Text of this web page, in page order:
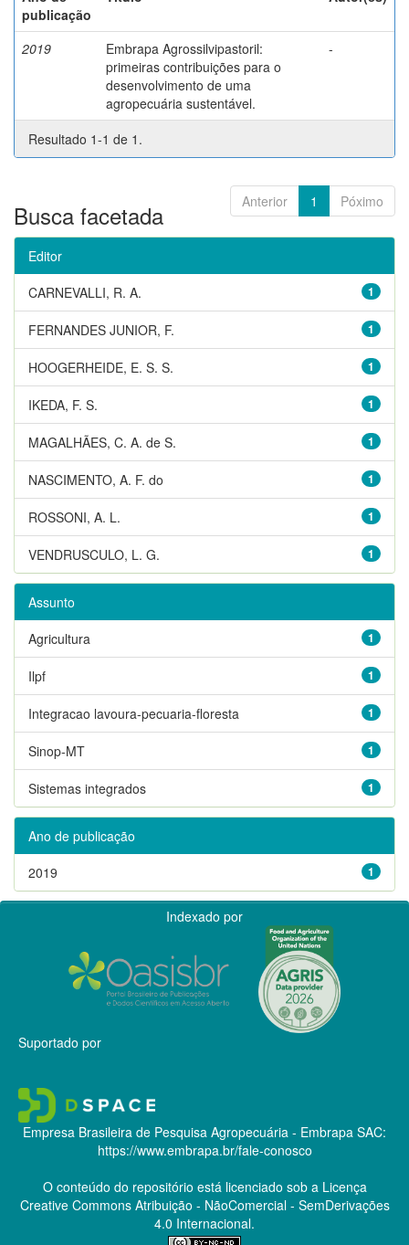
publicação
2019
Embrapa Agrossilvipastoril:
primeiras contribuições para o
desenvolvimento de uma
agropecuária sustentável.
-
Resultado 1-1 de 1.
Anterior 1 Póximo
Busca facetada
Editor
1
CARNEVALLI, R. A.
1
FERNANDES JUNIOR, F.
1
HOOGERHEIDE, E. S. S.
1
IKEDA, F. S.
1
MAGALHÃES, C. A. de S.
1
NASCIMENTO, A. F. do
1
ROSSONI, A. L.
1
VENDRUSCULO, L. G.
Assunto
1
Agricultura
1
Ilpf
1
Integracao lavoura-pecuaria-floresta
1
Sinop-MT
1
Sistemas integrados
Ano de publicação
1
2019
Indexado por
Suportado por
Empresa Brasileira de Pesquisa Agropecuária - Embrapa SAC:
https://www.embrapa.br/fale-conosco
O conteúdo do repositório está licenciado sob a Licença
Creative CommonsAtribuição - NãoComercial - SemDerivações
4.0 Internacional.